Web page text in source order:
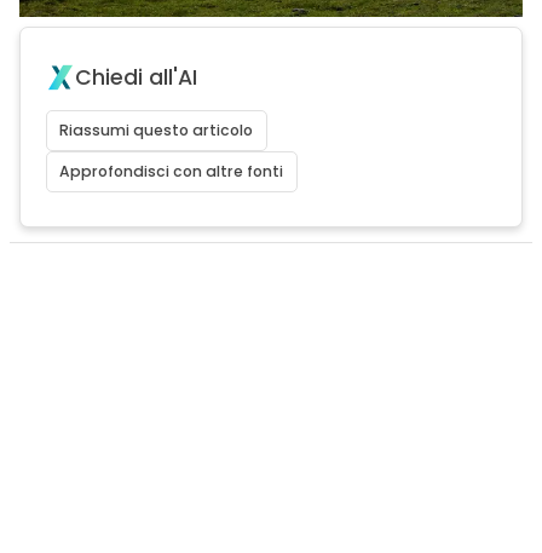
Chiedi all'AI
Riassumi questo articolo
Approfondisci con altre fonti